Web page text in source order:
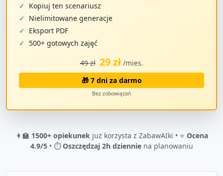
✓ Kopiuj ten scenariusz
✓ Nielimitowane generacje
✓ Eksport PDF
✓ 500+ gotowych zajęć
49 zł 29 zł /mies.
🎁 7 dni za darmo
Bez zobowiązań
👩‍🏫 1500+ opiekunekjuż korzysta z ZabawAIki • ⭐ Ocena
4.9/5• ⏱️Oszczędzaj 2h dzienniena planowaniu